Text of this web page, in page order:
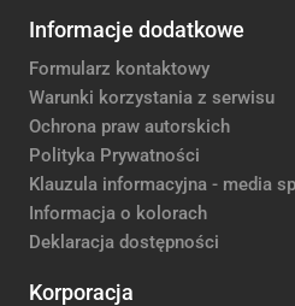
Informacje dodatkowe
Formularz kontaktowy
Warunki korzystania z serwisu
Ochrona praw autorskich
Polityka Prywatności
Klauzula informacyjna - media
Informacja o kolorach
Deklaracja dostępności
Korporacja